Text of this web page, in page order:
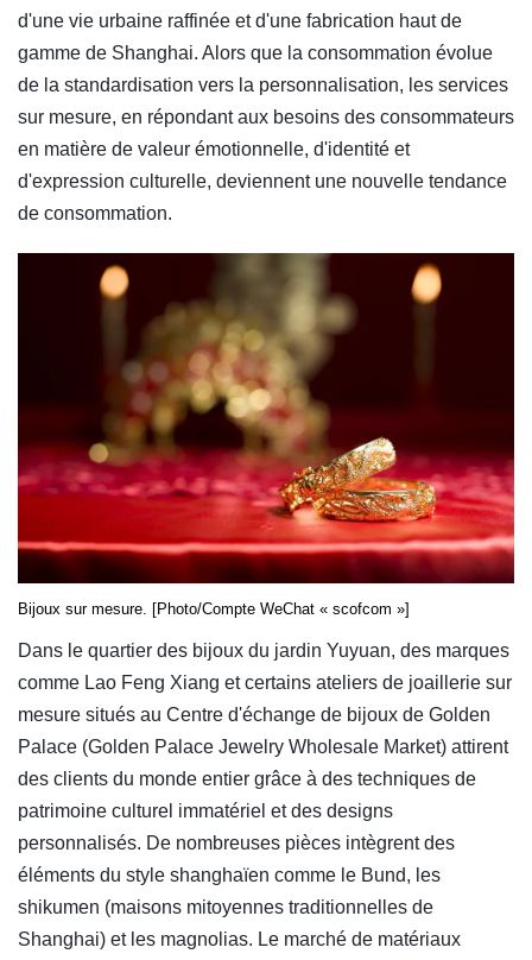
d'une vie urbaine raffinée et d'une fabrication haut de
gamme de Shanghai. Alors que la consommation évolue
de la standardisation vers la personnalisation, les services
sur mesure, en répondant aux besoins des consommateurs
en matière de valeur émotionnelle, d'identité et
d'expression culturelle, deviennent une nouvelle tendance
de consommation.
Bijoux sur mesure. [Photo/Compte WeChat « scofcom »]
Dans le quartier des bijoux du jardin Yuyuan, des marques
comme Lao Feng Xiang et certains ateliers de joaillerie sur
mesure situés au Centre d'échange de bijoux de Golden
Palace (Golden Palace Jewelry Wholesale Market) attirent
des clients du monde entier grâce à des techniques de
patrimoine culturel immatériel et des designs
personnalisés. De nombreuses pièces intègrent des
éléments du style shanghaïen comme le Bund, les
shikumen (maisons mitoyennes traditionnelles de
Shanghai) et les magnolias. Le marché de matériaux